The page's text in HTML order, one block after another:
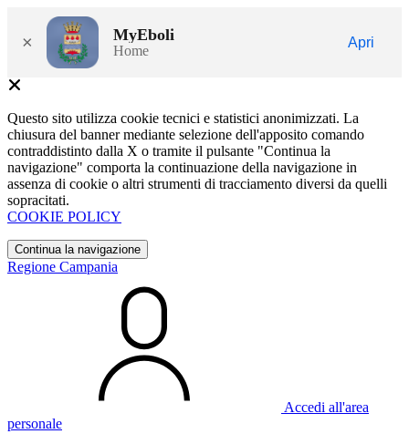
× MyEboli
Home
Apri
Questo sito utilizza cookie tecnici e statistici anonimizzati. La
chiusura del banner mediante selezione dell'apposito comando
contraddistinto dalla X o tramite il pulsante "Continua la
navigazione" comporta la continuazione della navigazione in
assenza di cookie o altri strumenti di tracciamento diversi da quelli
sopracitati.
COOKIE POLICY
Continua la navigazione
Regione Campania
Accedi all'area
personale